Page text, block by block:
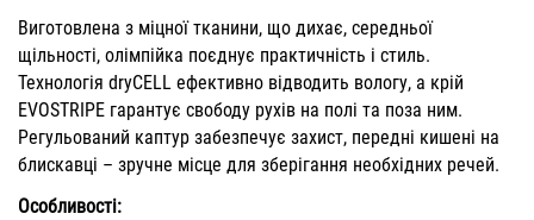
Виготовлена з міцної тканини, що дихає, середньої
щільності, олімпійка поєднує практичність і стиль.
Технологія dryCELL ефективно відводить вологу, а крій
EVOSTRIPE гарантує свободу рухів на полі та поза ним.
Регульований каптур забезпечує захист, передні кишені на
блискавці – зручне місце для зберігання необхідних речей.
Особливості: